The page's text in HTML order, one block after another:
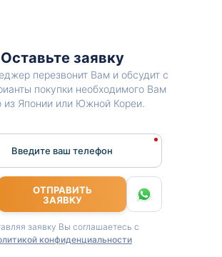
Оставьте заявку
перезвонит Вам и обсудит с
покупки необходимого Вам
из Японии или Южной Кореи.
Введите ваш телефон
ОТПРАВИТЬ
ЗАЯВКУ
заявку Вы соглашаетесь с
конфиденциальности